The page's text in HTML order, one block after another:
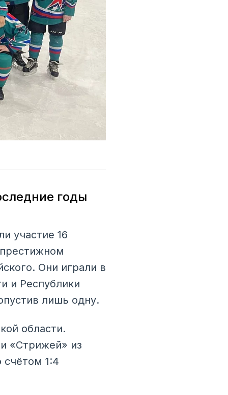
годы
участие 16
Они играли в
и Республики
лишь одну.
области.
«Стрижей» из
счётом 1:4